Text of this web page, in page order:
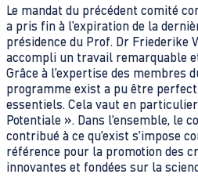
Le mandat du précédent comité
a pris fin à l'expiration de la
présidence du Prof. Dr Friederike
accompli un travail remarquable
Grâce à l’expertise des membres
programme exist a pu être
essentiels. Cela vaut en
Potentiale ». Dans l’ensemble, le
contribué à ce qu’exist s’impose
référence pour la promotion des
innovantes et fondées sur la